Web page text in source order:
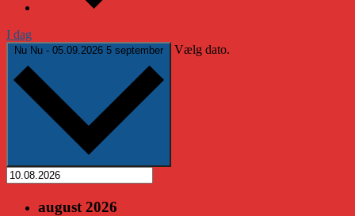
I dag
Nu Nu - 05.09.2026 5 september Vælg dato.
august 2026